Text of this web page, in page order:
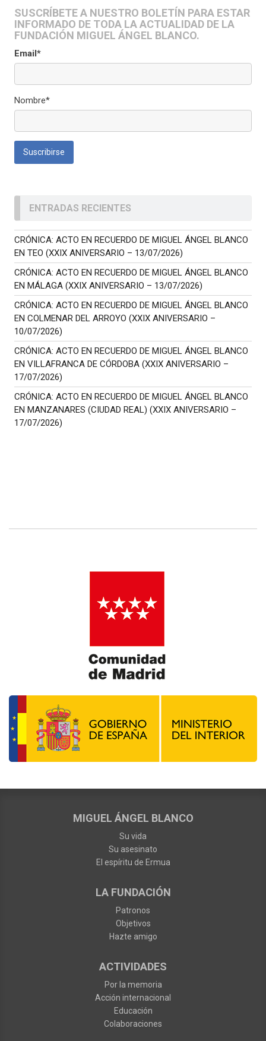
SUSCRÍBETE A NUESTRO BOLETÍN PARA ESTAR
INFORMADO DE TODA LA ACTUALIDAD DE LA
FUNDACIÓN MIGUEL ÁNGEL BLANCO.
Email*
Nombre*
ENTRADAS RECIENTES
CRÓNICA: ACTO EN RECUERDO DE MIGUEL ÁNGEL BLANCO
EN TEO (XXIX ANIVERSARIO – 13/07/2026)
CRÓNICA: ACTO EN RECUERDO DE MIGUEL ÁNGEL BLANCO
EN MÁLAGA (XXIX ANIVERSARIO – 13/07/2026)
CRÓNICA: ACTO EN RECUERDO DE MIGUEL ÁNGEL BLANCO
EN COLMENAR DEL ARROYO (XXIX ANIVERSARIO –
10/07/2026)
CRÓNICA: ACTO EN RECUERDO DE MIGUEL ÁNGEL BLANCO
EN VILLAFRANCA DE CÓRDOBA (XXIX ANIVERSARIO –
17/07/2026)
CRÓNICA: ACTO EN RECUERDO DE MIGUEL ÁNGEL BLANCO
EN MANZANARES (CIUDAD REAL) (XXIX ANIVERSARIO –
17/07/2026)
MIGUEL ÁNGEL BLANCO
Su vida
Su asesinato
El espíritu de Ermua
LA FUNDACIÓN
Patronos
Objetivos
Hazte amigo
ACTIVIDADES
Por la memoria
Acción internacional
Educación
Colaboraciones